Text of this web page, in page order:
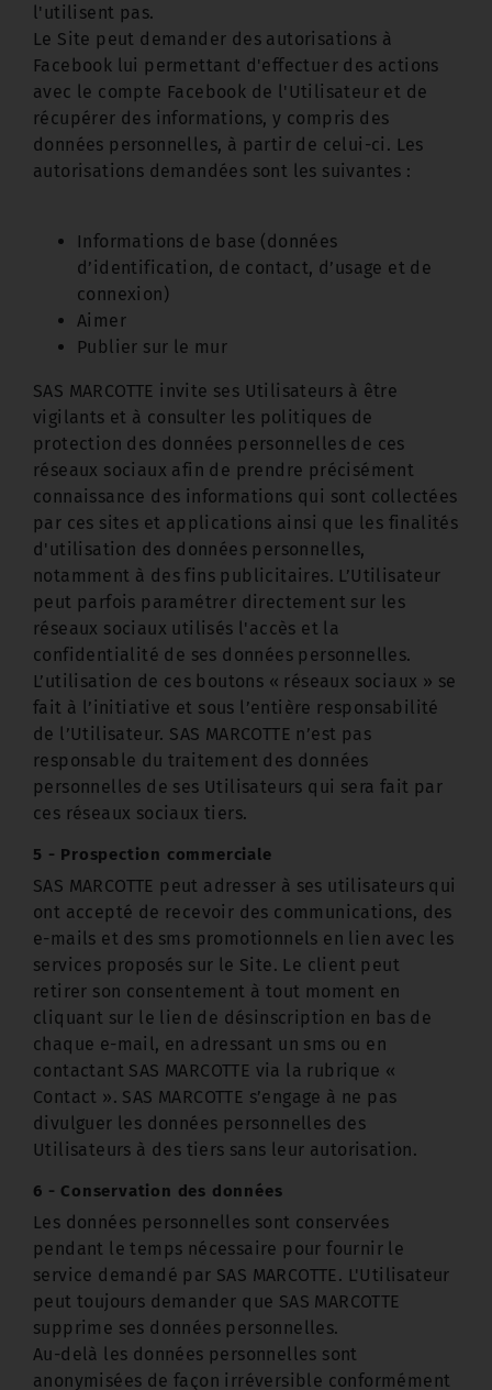
l'utilisent pas.
Le Site peut demander des autorisations à
Facebook lui permettant d'effectuer des actions
avec le compte Facebook de l'Utilisateur et de
récupérer des informations, y compris des
données personnelles, à partir de celui-ci. Les
autorisations demandées sont les suivantes :
Informations de base (données
d’identification, de contact, d’usage et de
connexion)
Aimer
Publier sur le mur
SAS MARCOTTE invite ses Utilisateurs à être
vigilants et à consulter les politiques de
protection des données personnelles de ces
réseaux sociaux afin de prendre précisément
connaissance des informations qui sont collectées
par ces sites et applications ainsi que les finalités
d'utilisation des données personnelles,
notamment à des fins publicitaires. L’Utilisateur
peut parfois paramétrer directement sur les
réseaux sociaux utilisés l'accès et la
confidentialité de ses données personnelles.
L’utilisation de ces boutons « réseaux sociaux » se
fait à l’initiative et sous l’entière responsabilité
de l’Utilisateur. SAS MARCOTTE n’est pas
responsable du traitement des données
personnelles de ses Utilisateurs qui sera fait par
ces réseaux sociaux tiers.
5 - Prospection commerciale
SAS MARCOTTE peut adresser à ses utilisateurs qui
ont accepté de recevoir des communications, des
e-mails et des sms promotionnels en lien avec les
services proposés sur le Site. Le client peut
retirer son consentement à tout moment en
cliquant sur le lien de désinscription en bas de
chaque e-mail, en adressant un sms ou en
contactant SAS MARCOTTE via la rubrique «
Contact ». SAS MARCOTTE s’engage à ne pas
divulguer les données personnelles des
Utilisateurs à des tiers sans leur autorisation.
6 - Conservation des données
Les données personnelles sont conservées
pendant le temps nécessaire pour fournir le
service demandé par SAS MARCOTTE. L'Utilisateur
peut toujours demander que SAS MARCOTTE
supprime ses données personnelles.
Au-delà les données personnelles sont
anonymisées de façon irréversible conformément